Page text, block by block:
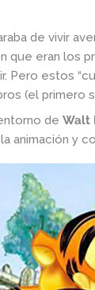
de vivir
que eran los
Pero estos
(el primero
de Walt
animación y